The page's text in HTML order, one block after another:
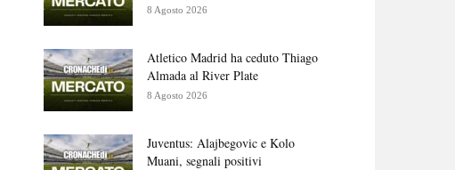
8 Agosto 2026
Atletico Madrid ha ceduto Thiago
Almada al River Plate
8 Agosto 2026
Juventus: Alajbegovic e Kolo
Muani, segnali positivi